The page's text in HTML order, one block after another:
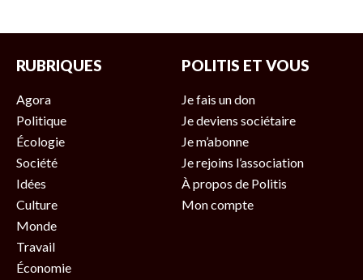
RUBRIQUES
Agora
Politique
Écologie
Société
Idées
Culture
Monde
Travail
Économie
POLITIS ET VOUS
Je fais un don
Je deviens sociétaire
Je m’abonne
Je rejoins l’association
À propos de Politis
Mon compte